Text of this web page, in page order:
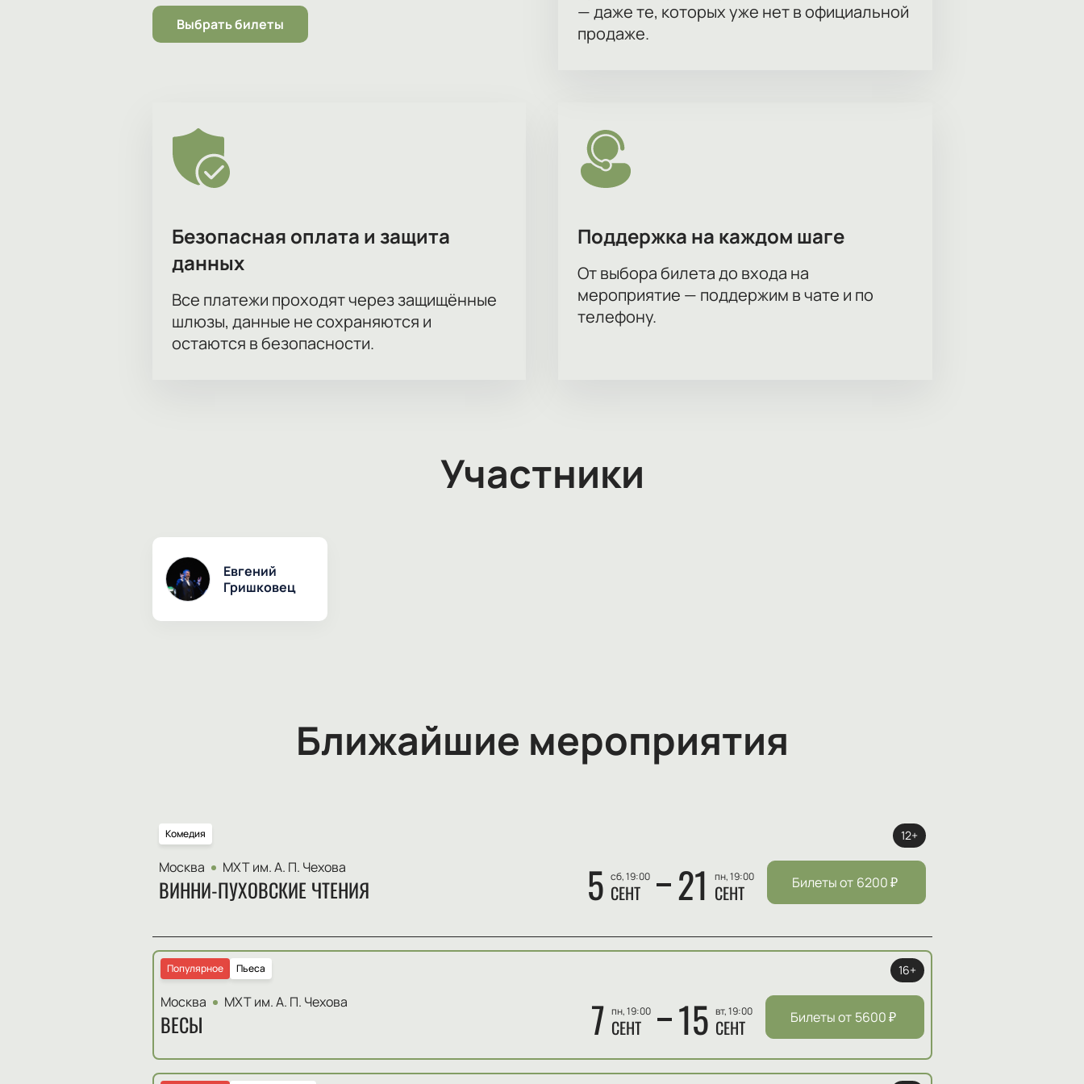
Выбрать билеты
— даже те, которых уже нет в официальной
продаже.
Безопасная оплата и защита
данных
Все платежи проходят через защищённые
шлюзы, данные не сохраняются и
остаются в безопасности.
Поддержка на каждом шаге
От выбора билета до входа на
мероприятие — поддержим в чате и по
телефону.
Участники
Евгений
Гришковец
Ближайшие мероприятия
Комедия
Москва МХТ им. А. П. Чехова
ВИННИ-ПУХОВСКИЕ ЧТЕНИЯ 5 сб, 19:00
СЕНТ 21 пн, 19:00
СЕНТ
12+
Билеты от 6200₽
Пьеса
Популярное
Москва МХТ им. А. П. Чехова
ВЕСЫ 7 пн, 19:00
СЕНТ 15 вт, 19:00
СЕНТ
16+
Билеты от 5600₽